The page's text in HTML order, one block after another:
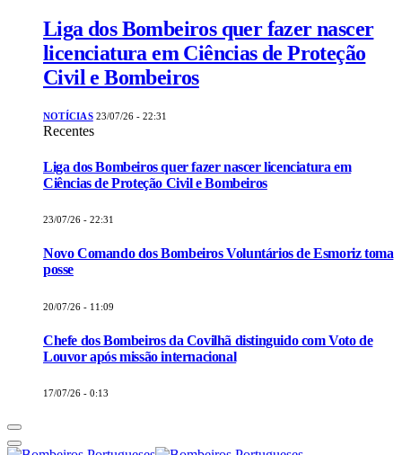
Liga dos Bombeiros quer fazer nascer
licenciatura em Ciências de Proteção
Civil e Bombeiros
NOTÍCIAS 23/07/26 - 22:31
Recentes
Liga dos Bombeiros quer fazer nascer licenciatura em
Ciências de Proteção Civil e Bombeiros
23/07/26 - 22:31
Novo Comando dos Bombeiros Voluntários de Esmoriz toma
posse
20/07/26 - 11:09
Chefe dos Bombeiros da Covilhã distinguido com Voto de
Louvor após missão internacional
17/07/26 - 0:13